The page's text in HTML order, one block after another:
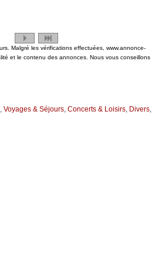
Malgré les vérifications effectuées, www.annonce-
et le contenu des annonces. Nous vous conseillons
, Voyages & Séjours, Concerts & Loisirs, Divers,